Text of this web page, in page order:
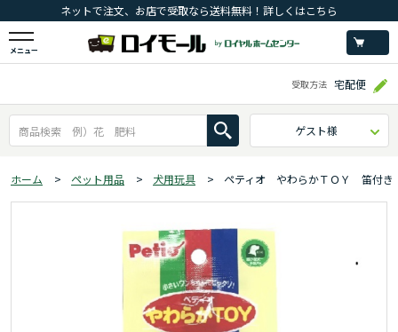
ネットで注文、お店で受取なら送料無料！詳しくはこちら
メニュー
受取方法 宅配便
ゲスト様
ホーム > ペット用品 > 犬用玩具 > ペティオ やわらかＴＯＹ 笛付